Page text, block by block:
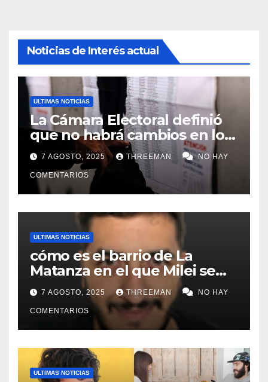
Noticias de Interés actual
ULTIMAS NOTICIAS
La Cámara Electoral definió
que no habrá cambios en los
lugares de votación en La
Matanza
7 AGOSTO, 2025 THREEMAN NO HAY
COMENTARIOS
ULTIMAS NOTICIAS
cómo es el barrio de La
Matanza en el que Milei se
sacó la foto de lanzamiento
de campaña en provincia de
Buenos Aires
7 AGOSTO, 2025 THREEMAN NO HAY
COMENTARIOS
ULTIMAS NOTICIAS